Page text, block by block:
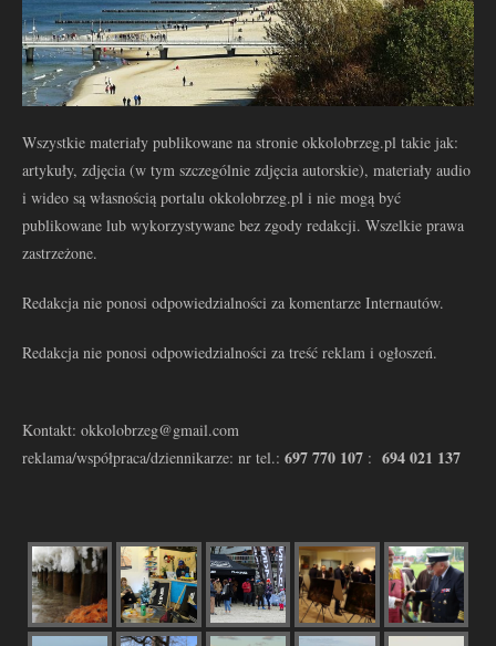
Wszystkie materiały publikowane na stronie okkolobrzeg.pl takie jak:
artykuły, zdjęcia (w tym szczególnie zdjęcia autorskie), materiały audio
i wideo są własnością portalu okkolobrzeg.pl i nie mogą być
publikowane lub wykorzystywane bez zgody redakcji. Wszelkie prawa
zastrzeżone.
Redakcja nie ponosi odpowiedzialności za komentarze Internautów.
Redakcja nie ponosi odpowiedzialności za treść reklam i ogłoszeń.
Kontakt: okkolobrzeg@gmail.com
reklama/współpraca/dziennikarze: nr tel.: 697 770 107 : 694 021 137